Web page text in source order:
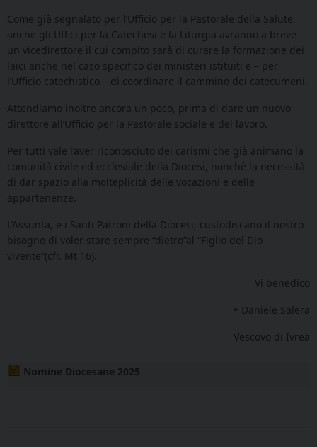
Come già segnalato per l’Ufficio per la Pastorale della Salute,
anche gli Uffici per la Catechesi e la Liturgia avranno a breve
un vicedirettore il cui compito sarà di curare la formazione dei
laici anche nel caso specifico dei ministeri istituiti e – per
l’Ufficio catechistico – di coordinare il cammino dei catecumeni.
Attendiamo inoltre ancora un poco, prima di dare un nuovo
direttore all’Ufficio per la Pastorale sociale e del lavoro.
Per tutti vale l’aver riconosciuto dei carismi che già animano la
comunità civile ed ecclesiale della Diocesi, nonché la necessità
di dar spazio alla molteplicità delle vocazioni e delle
appartenenze.
L’Assunta, e i Santi Patroni della Diocesi, custodiscano il nostro
bisogno di voler stare sempre “dietro”al “Figlio del Dio
vivente”(cfr. Mt 16).
Vi benedico
+ Daniele Salera
Vescovo di Ivrea
Nomine Diocesane 2025